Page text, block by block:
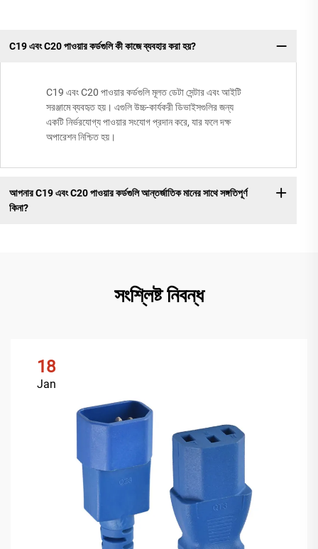
C19 এবং C20 পাওয়ার কর্ডগুলি কী কাজে ব্যবহার করা হয়?
C19 এবং C20 পাওয়ার কর্ডগুলি মূলত ডেটা সেন্টার এবং আইটি
সরঞ্জামে ব্যবহৃত হয়। এগুলি উচ্চ-কার্যকরী ডিভাইসগুলির জন্য
একটি নির্ভরযোগ্য পাওয়ার সংযোগ প্রদান করে, যার ফলে দক্ষ
অপারেশন নিশ্চিত হয়।
আপনার C19 এবং C20 পাওয়ার কর্ডগুলি আন্তর্জাতিক মানের সাথে সঙ্গতিপূর্ণ
কিনা?
সংশ্লিষ্ট নিবন্ধ
18
Jan